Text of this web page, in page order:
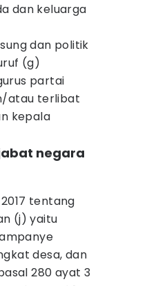
dan keluarga
dan politik
(g)
partai
atau terlibat
kepala
negara
tentang
(j) yaitu
desa, dan
280 ayat 3